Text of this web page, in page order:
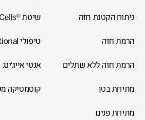
ניתוח הקטנת חזה
הרמת חזה
הרמת חזה ללא שתלים
מתיחת בטן
מתיחת פנים
שיטת ®MyCells
טיפולי fractional
אנטי אייג'ינג
קוסמטיקה